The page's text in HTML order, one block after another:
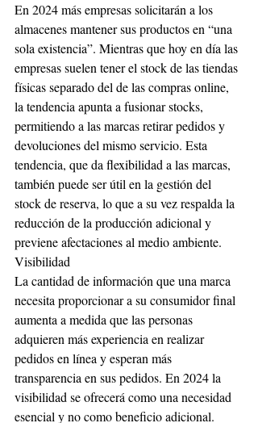
En 2024 más empresas solicitarán a los
almacenes mantener sus productos en “una
sola existencia”. Mientras que hoy en día las
empresas suelen tener el stock de las tiendas
físicas separado del de las compras online,
la tendencia apunta a fusionar stocks,
permitiendo a las marcas retirar pedidos y
devoluciones del mismo servicio. Esta
tendencia, que da flexibilidad a las marcas,
también puede ser útil en la gestión del
stock de reserva, lo que a su vez respalda la
reducción de la producción adicional y
previene afectaciones al medio ambiente.
Visibilidad
La cantidad de información que una marca
necesita proporcionar a su consumidor final
aumenta a medida que las personas
adquieren más experiencia en realizar
pedidos en línea y esperan más
transparencia en sus pedidos. En 2024 la
visibilidad se ofrecerá como una necesidad
esencial y no como beneficio adicional.